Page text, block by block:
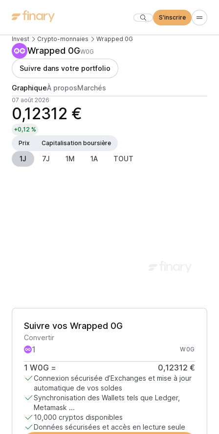
S'inscrire
Invest Crypto-monnaies Wrapped 0G
Wrapped 0GW0G
Suivre dans votre portfolio
GraphiqueÀ proposMarchés
07 août 2026
0,12312 €
+0,12 %
Prix
Capitalisation boursière
1J 7J 1M 1A TOUT
Suivre vos Wrapped 0G
Convertir
W0G
1 W0G = 0,12312 €
Connexion sécurisée d’Exchanges et mise à jour
automatique de vos soldes
Synchronisation des Wallets tels que Ledger,
Metamask ...
10,000 cryptos disponibles
Données sécurisées et accès en lecture seule